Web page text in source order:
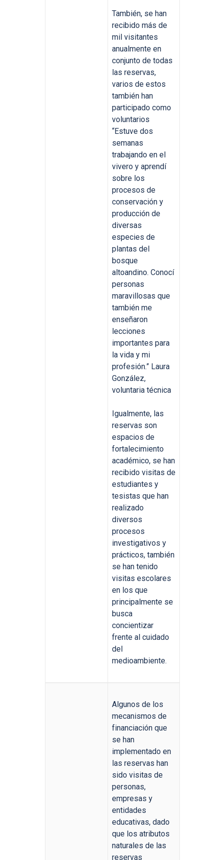
También, se han
recibido más de
mil visitantes
anualmente en
conjunto de todas
las reservas,
varios de estos
también han
participado como
voluntarios
“Estuve dos
semanas
trabajando en el
vivero y aprendí
sobre los
procesos de
conservación y
producción de
diversas
especies de
plantas del
bosque
altoandino. Conocí
personas
maravillosas que
también me
enseñaron
lecciones
importantes para
la vida y mi
profesión.” Laura
González,
voluntaria técnica
Igualmente, las
reservas son
espacios de
fortalecimiento
académico, se han
recibido visitas de
estudiantes y
tesistas que han
realizado
diversos
procesos
investigativos y
prácticos, también
se han tenido
visitas escolares
en los que
principalmente se
busca
concientizar
frente al cuidado
del
medioambiente.
Algunos de los
mecanismos de
financiación que
se han
implementado en
las reservas han
sido visitas de
personas,
empresas y
entidades
educativas, dado
que los atributos
naturales de las
reservas